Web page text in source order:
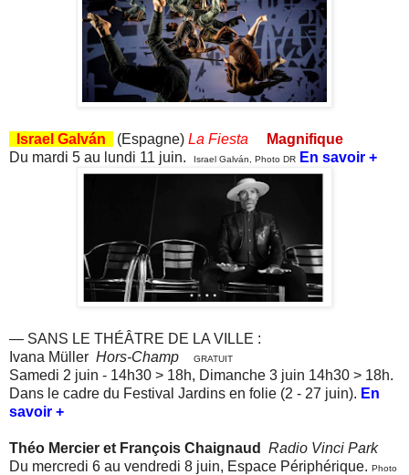
Israel Galván (Espagne) La Fiesta
Magnifique
Du mardi 5 au lundi 11 juin.
Israel Galván, Photo DR En savoir +
— SANS LE THÉÂTRE DE LA VILLE :
vana Müller Hors-Champ GRATUIT
Samedi 2 juin - 14h30 > 18h, Dimanche 3 juin 14h30 > 18h.
Dans le cadre du Festival Jardins en folie (2 - 27 juin). En
savoir +
Théo Mercier et François Chaignaud
Radio Vinci Park
Du mercredi 6 au vendredi 8 juin, Espace Périphérique. Photo